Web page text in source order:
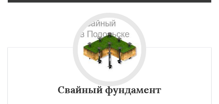
Свайный фундамент